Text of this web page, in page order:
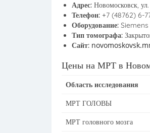
Адрес: Новомосковск,
Телефон: +7 (48762) 6-
Оборудование: Siemens
Тип томографа:
Сайт:
Цены на МРТ в
Область исследования
МРТ ГОЛОВЫ
МРТ головного мозга